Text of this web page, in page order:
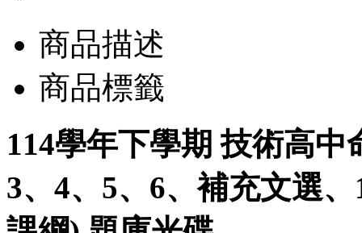
商品描述
商品標籤
114學年下學期 技術高
3、4、5、6、補充文選